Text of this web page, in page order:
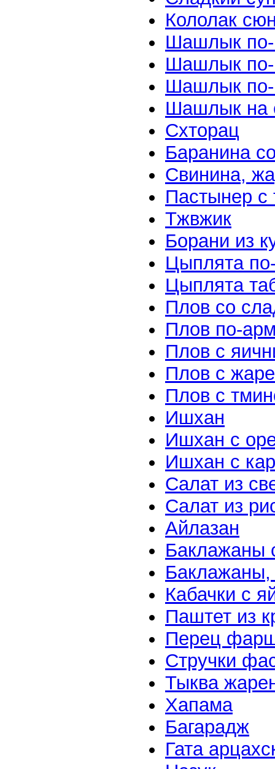
Кололак
Шашлык по-
Шашлык по-
Шашлык по-
Шашлык на
Схторац
Баранина
Свинина,
Пастынер с
Тжвжик
Борани из
Цыплята
Цыплята
Плов со
Плов по-
Плов с
Плов с
Плов с
Ишхан
Ишхан с
Ишхан с
Салат из
Салат из
Айлазан
Баклажаны
Кабачки с
Паштет из
Перец
Стручки
Тыква
Хапама
Багарадж
Гата